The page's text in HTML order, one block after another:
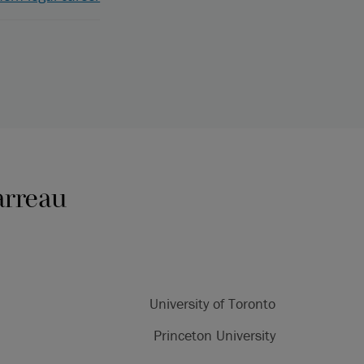
University of Toronto
Princeton University